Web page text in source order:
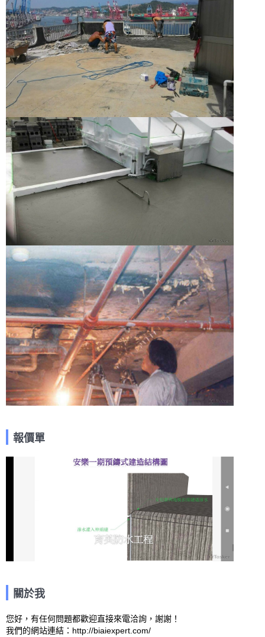
報價單
關於我
您好，有任何問題都歡迎直接來電洽詢，謝謝！
我們的網站連結：http://biaiexpert.com/